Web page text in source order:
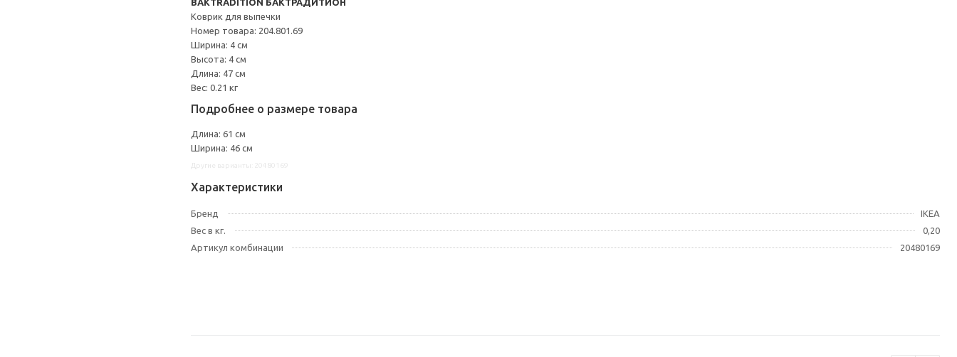
BAKTRADITION БАКТРАДИТИОН
Коврик для выпечки
Номер товара: 204.801.69
Ширина: 4 см
Высота: 4 см
Длина: 47 см
Вес: 0.21 кг
Подробнее о размере товара
Длина: 61 см
Ширина: 46 см
Характеристики
Бренд
IKEA
Вес в кг.
0,20
Артикул комбинации
20480169